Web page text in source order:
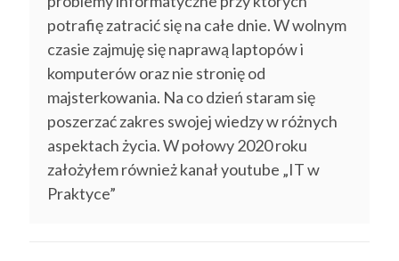
potrafię zatracić się na całe dnie. W wolnym
czasie zajmuję się naprawą laptopów i
komputerów oraz nie stronię od
majsterkowania. Na co dzień staram się
poszerzać zakres swojej wiedzy w różnych
aspektach życia. W połowy 2020 roku
założyłem również kanał youtube „IT w
Praktyce”